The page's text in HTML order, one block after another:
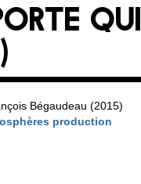
QUI
Bégaudeau (2015)
production